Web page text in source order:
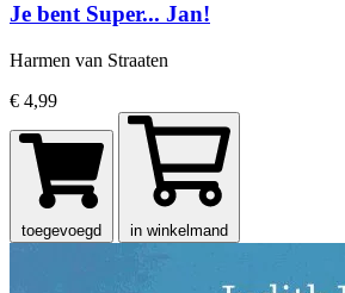
Je bent Super... Jan!
Harmen van Straaten
€ 4,99
toegevoegd in winkelmand